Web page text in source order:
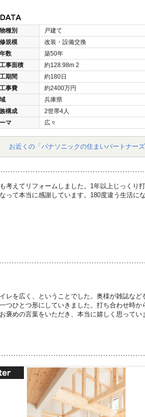
種別
戸建て
規模
改装・設備交換
数
築50年
事面積
約128.98m 2
期間
約180日
事費
約2400万円
兵庫県
構成
2世帯4人
マ
広々
お近くの「パナソニックの住まいパートナー
考えてリフォームしました。1年以上じっくり
って本当に感謝しています。180度違う生活に
レを広く、ということでした。奥様が雑誌など
つひとつ形にしていきました。打ち合わせ時か
めの言葉をいただき、本当に嬉しく思ってい